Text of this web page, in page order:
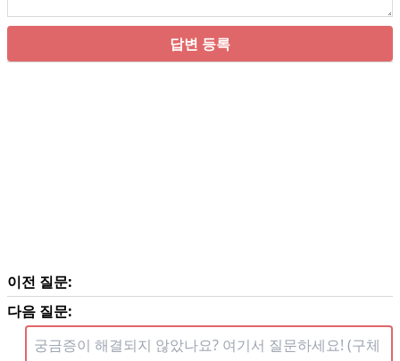
답변 등록
이전 질문:
다음 질문: